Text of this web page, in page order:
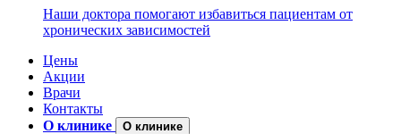
Наши доктора помогают избавиться пациентам от
хронических зависимостей
Цены
Акции
Врачи
Контакты
О клинике
О клинике